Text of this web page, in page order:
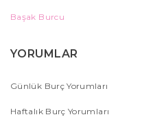
Başak Burcu
YORUMLAR
Günlük Burç Yorumları
Haftalık Burç Yorumları